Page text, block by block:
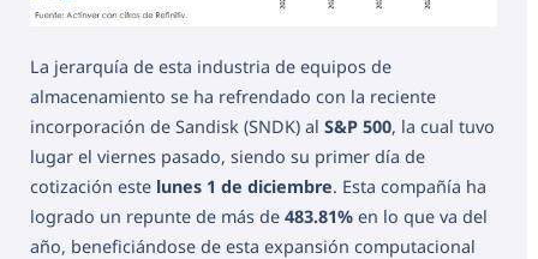
La jerarquía de esta industria de equipos de
almacenamiento se ha refrendado con la reciente
incorporación de Sandisk (SNDK) al S&P 500, la cual tuvo
lugar el viernes pasado, siendo su primer día de
cotización este lunes 1 de diciembre. Esta compañía ha
logrado un repunte de más de 483.81% en lo que va del
año, beneficiándose de esta expansión computacional